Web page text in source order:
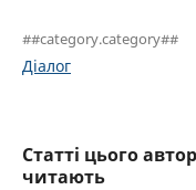
##category.category##
Діалог
Статті цього
читають